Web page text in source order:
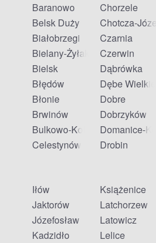
Baranowo
Belsk Duży
Białobrzegi
Bielany-Żyłaki
Bielsk
Błędów
Błonie
Brwinów
Bulkowo-Kolonia
Celestynów
Chorzele
Chotcza-
Czarnia
Czerwin
Dąbrówka
Dębe Wielkie
Dobre
Dobrzyków
Domanice-
Drobin
Iłów
Jaktorów
Józefosław
Kadzidło
Książenice
Latchorzew
Latowicz
Lelice